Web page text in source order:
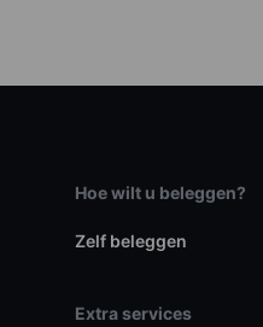
Hoe wilt u beleggen?
Zelf beleggen
Extra services